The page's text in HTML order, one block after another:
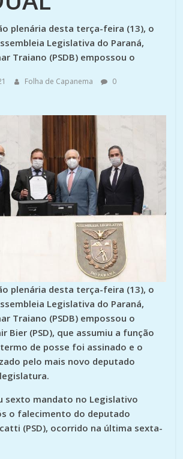
plenária desta terça-feira (13), o
Legislativa do Paraná,
Traiano (PSDB) empossou o
Folha de Capanema
0
plenária desta terça-feira (13), o
Legislativa do Paraná,
Traiano (PSDB) empossou o
Bier (PSD), que assumiu a função
de posse foi assinado e o
pelo mais novo deputado
sexto mandato no Legislativo
o falecimento do deputado
(PSD), ocorrido na última sexta-